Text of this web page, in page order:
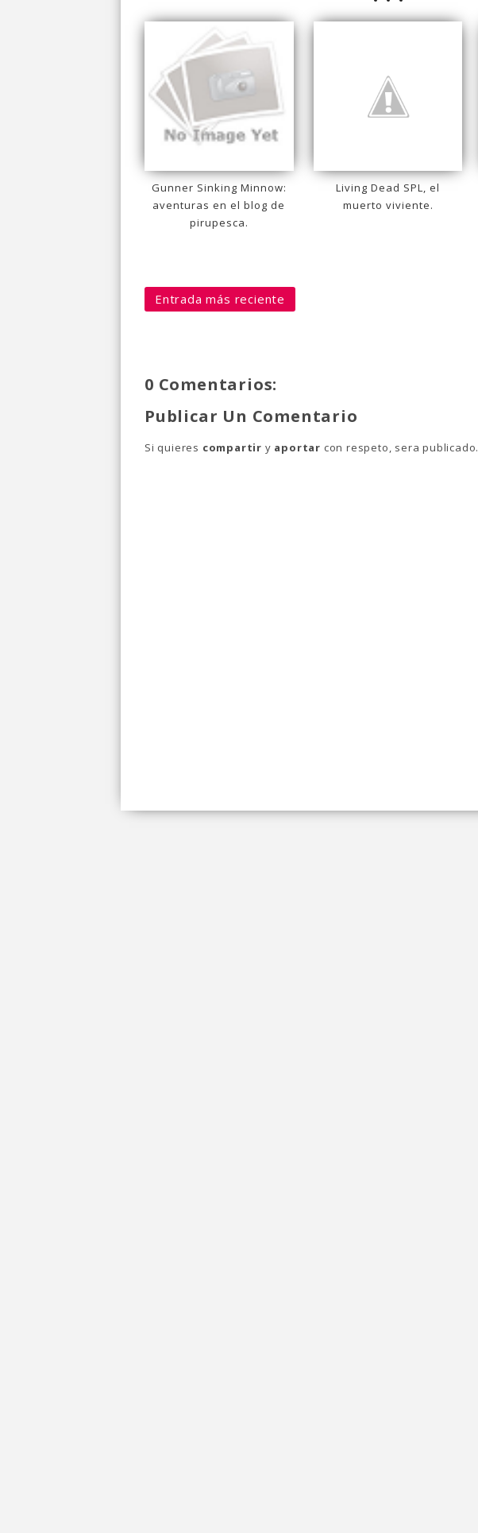
Gunner Sinking Minnow:
aventuras en el blog de
pirupesca.
Living Dead SPL, el
muerto viviente.
Entrada más reciente
0 Comentarios:
Publicar Un Comentario
Si quieres compartir y aportar con respeto, sera publicado.